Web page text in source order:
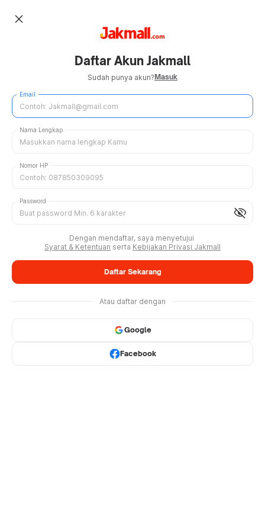
close
Daftar Akun Jakmall
Sudah punya akun?Masuk
Email
Nama Lengkap
Nomor HP
visibility_off
Password
Dengan mendaftar, saya menyetujui
Syarat & Ketentuan serta Kebijakan Privasi Jakmall
Daftar Sekarang
Atau daftar dengan
Google
Facebook